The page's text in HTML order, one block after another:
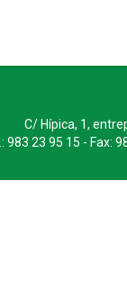
C/ Hípica, 1,
983 23 95 15 - Fax: